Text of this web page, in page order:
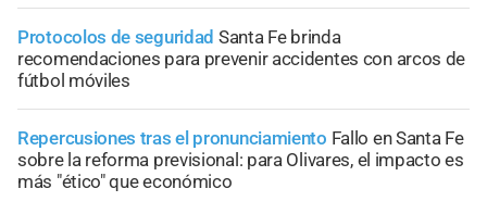
Protocolos de seguridad Santa Fe brinda
recomendaciones para prevenir accidentes con arcos de
fútbol móviles
Repercusiones tras el pronunciamiento Fallo en Santa Fe
sobre la reforma previsional: para Olivares, el impacto es
más "ético" que económico